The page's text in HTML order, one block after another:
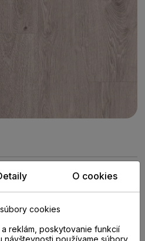
O cookies
cookies
reklám, poskytovanie funkcií
návštevnosti používame súbory